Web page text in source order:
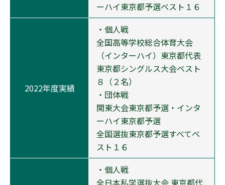
ーハイ東京都予選ベスト１６
2022年度実績
・個人戦
全国高等学校総合体育大会
（インターハイ）東京都代表
東京都シングルス大会ベスト
８（２名）
・団体戦
関東大会東京都予選・インタ
ーハイ東京都予選
全国選抜東京都予選すべてベ
スト１６
・個人戦
全日本私学選抜大会 東京都代